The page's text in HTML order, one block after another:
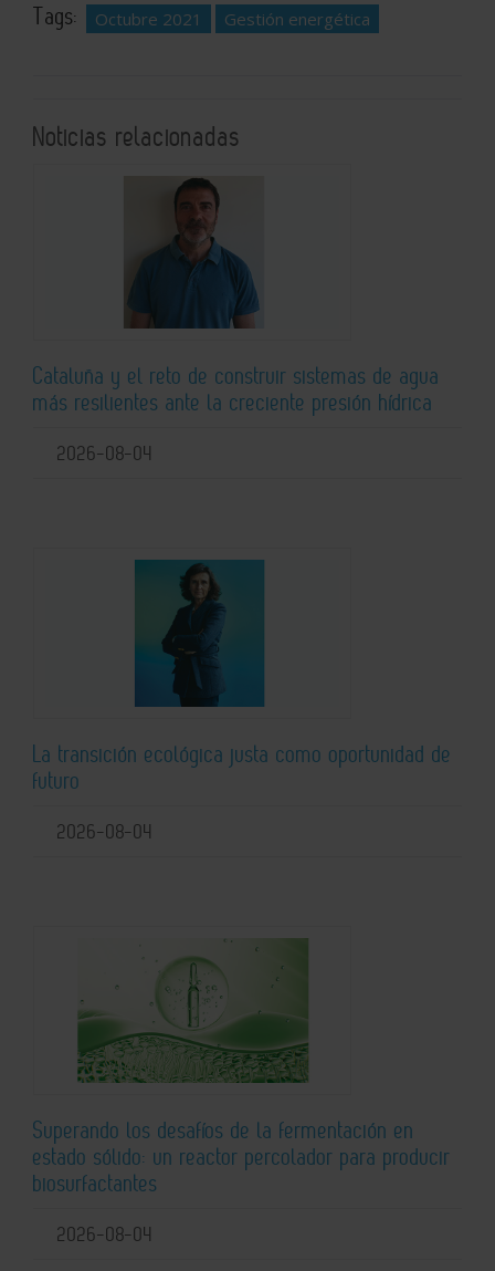
Tags: Octubre 2021 Gestión energética
Noticias relacionadas
Cataluña y el reto de construir sistemas de agua
más resilientes ante la creciente presión hídrica
2026-08-04
La transición ecológica justa como oportunidad de
futuro
2026-08-04
Superando los desafíos de la fermentación en
estado sólido: un reactor percolador para producir
biosurfactantes
2026-08-04